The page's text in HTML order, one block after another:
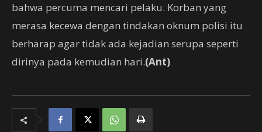
bahwa percuma mencari pelaku. Korban yang
merasa kecewa dengan tindakan oknum polisi itu
berharap agar tidak ada kejadian serupa seperti
dirinya pada kemudian hari.(Ant)